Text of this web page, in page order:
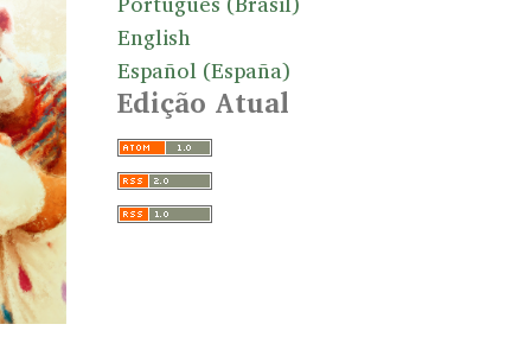
English
Español (España)
Edição Atual